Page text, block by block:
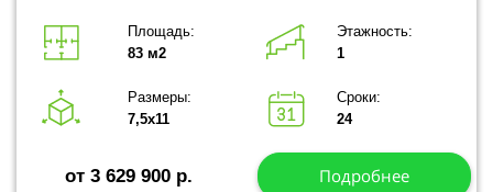
Площадь:
83 м2
Этажность:
1
Размеры:
7,5х11
Сроки:
24
от 3 629 900 р. Подробнее